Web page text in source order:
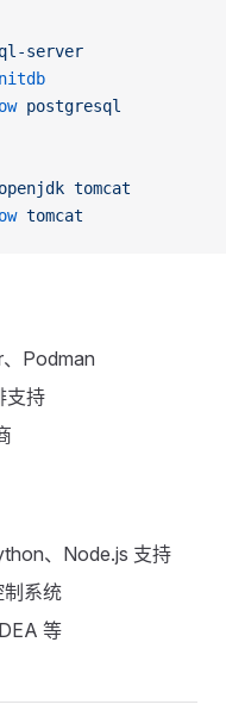
server
postgresql
tomcat
tomcat
Podman
支持
、Node.js 支持
制系统
等